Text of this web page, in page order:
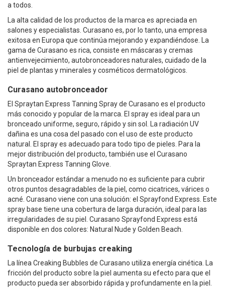
a todos.
La alta calidad de los productos de la marca es apreciada en
salones y especialistas. Curasano es, por lo tanto, una empresa
exitosa en Europa que continúa mejorando y expandiéndose. La
gama de Curasano es rica, consiste en máscaras y cremas
antienvejecimiento, autobronceadores naturales, cuidado de la
piel de plantas y minerales y cosméticos dermatológicos.
Curasano autobronceador
El Spraytan Express Tanning Spray de Curasano es el producto
más conocido y popular de la marca. El spray es ideal para un
bronceado uniforme, seguro, rápido y sin sol. La radiación UV
dañina es una cosa del pasado con el uso de este producto
natural. El spray es adecuado para todo tipo de pieles. Para la
mejor distribución del producto, también use el Curasano
Spraytan Express Tanning Glove.
Un bronceador estándar a menudo no es suficiente para cubrir
otros puntos desagradables de la piel, como cicatrices, várices o
acné. Curasano viene con una solución: el Sprayfond Express. Este
spray base tiene una cobertura de larga duración, ideal para las
irregularidades de su piel. Curasano Sprayfond Express está
disponible en dos colores: Natural Nude y Golden Beach.
Tecnología de burbujas creaking
La línea Creaking Bubbles de Curasano utiliza energía cinética. La
fricción del producto sobre la piel aumenta su efecto para que el
producto pueda ser absorbido rápida y profundamente en la piel.